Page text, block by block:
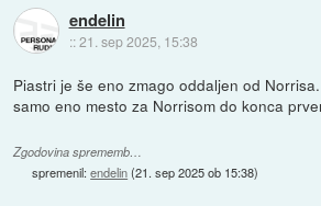
endelin
::21. sep 2025, 15:38
Piastri je še eno zmago oddaljen od
samo eno mesto za Norrisom do konca
Zgodovina sprememb…
spremenil:endelin(21. sep 2025 ob 15:38)